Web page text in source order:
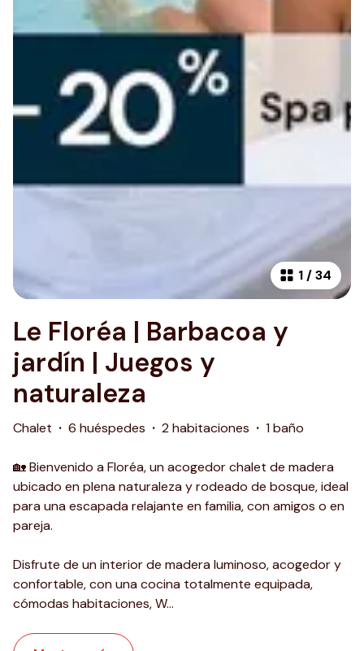
1 /34
Le Floréa | Barbacoa y
jardín | Juegos y
naturaleza
Chalet · 6 huéspedes · 2 habitaciones · 1 baño
🏡 Bienvenido a Floréa, un acogedor chalet de madera
ubicado en plena naturaleza y rodeado de bosque, ideal
para una escapada relajante en familia, con amigos o en
pareja.
Disfrute de un interior de madera luminoso, acogedor y
confortable, con una cocina totalmente equipada,
cómodas habitaciones, W...